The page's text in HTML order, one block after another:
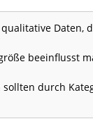
Daten,
beeinflusst
durch